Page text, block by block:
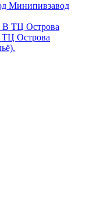
Минипивзавод
ТЦ Острова